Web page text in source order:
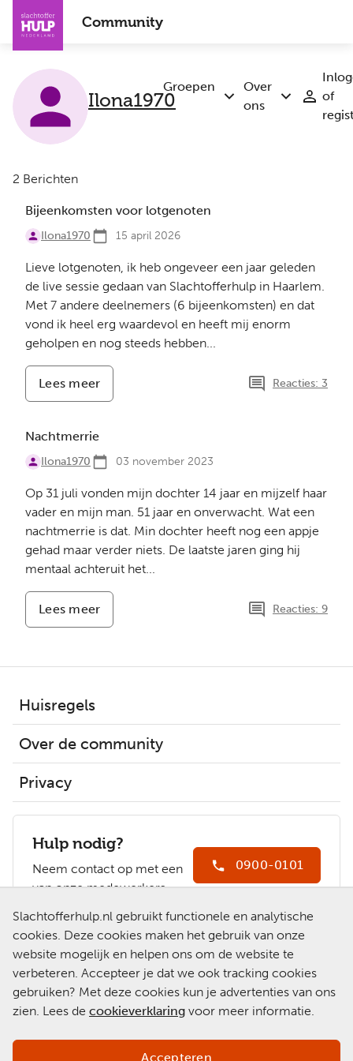
Slachtofferhulp.nl gebruikt functionele en analytische
cookies. Deze cookies maken het gebruik van onze
website mogelijk en helpen ons om de website te
verbeteren. Accepteer je dat we ook tracking cookies
gebruiken? Met deze cookies kun je advertenties van ons
zien. Lees de cookieverklaring voor meer informatie.
Accepteren
Overslaan
naar
inhoud
gaan
Community
Groepen
Submenu
Over
ons
Submenu
of
Ilona1970
2 Berichten
Bijeenkomsten voor lotgenoten
Ilona1970 15 april 2026
Lieve lotgenoten, ik heb ongeveer een jaar geleden
de live sessie gedaan van Slachtofferhulp in Haarlem.
Met 7 andere deelnemers (6 bijeenkomsten) en dat
vond ik heel erg waardevol en heeft mij enorm
geholpen en nog steeds hebben...
Lees meer
Bijeenkomsten
Reacties: 3
Nachtmerrie
Ilona1970 03 november 2023
Op 31 juli vonden mijn dochter 14 jaar en mijzelf haar
vader en mijn man. 51 jaar en onverwacht. Wat een
nachtmerrie is dat. Min dochter heeft nog een appje
gehad maar verder niets. De laatste jaren ging hij
mentaal achteruit het...
Lees meer
Nachtmerrie
Reacties: 9
Huisregels
Over de community
Privacy
Hulp nodig?
Neem contact op met een
van onze medewerkers.
0900-0101
Slachtofferhulp.nl
Chat met een
medewerker